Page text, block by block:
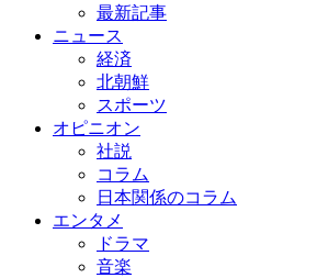
最新記事
ニュース
経済
北朝鮮
スポーツ
オピニオン
社説
コラム
日本関係のコラム
エンタメ
ドラマ
音楽